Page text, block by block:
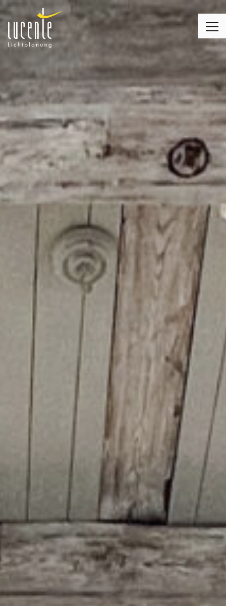
LICHTPLANUNG
LEUCHTEN
MONTAGE
LICHT & WOHNEN
LICHT & KIRCHE
LICHT & BUSINESS
KUNDENMEINUNGEN
ÜBER UNS
DAS LUCENTE TEAM
NETZWERK LICHT
JÜRGEN KLENSANG
LICHT + BUSINESS